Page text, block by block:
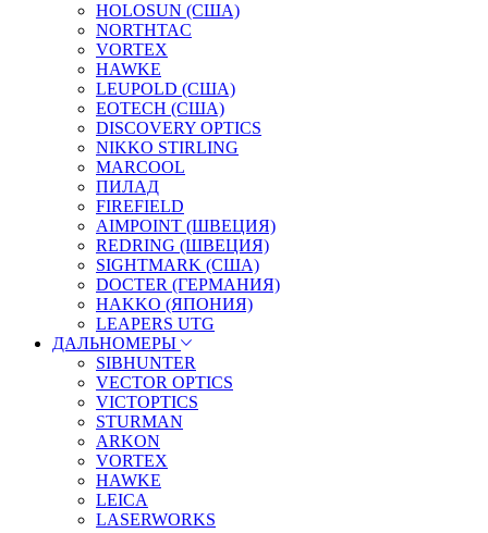
HOLOSUN (США)
NORTHTAC
VORTEX
HAWKE
LEUPOLD (США)
EOTECH (США)
DISCOVERY OPTICS
NIKKO STIRLING
MARCOOL
ПИЛАД
FIREFIELD
AIMPOINT (ШВЕЦИЯ)
REDRING (ШВЕЦИЯ)
SIGHTMARK (США)
DOCTER (ГЕРМАНИЯ)
HAKKO (ЯПОНИЯ)
LEAPERS UTG
ДАЛЬНОМЕРЫ
SIBHUNTER
VECTOR OPTICS
VICTOPTICS
STURMAN
ARKON
VORTEX
HAWKE
LEICA
LASERWORKS